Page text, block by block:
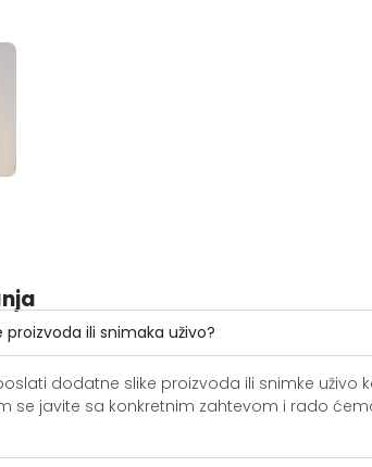
ili snimaka uživo?
dodatne slike proizvoda ili snimke uživo
se javite sa konkretnim zahtevom i rado